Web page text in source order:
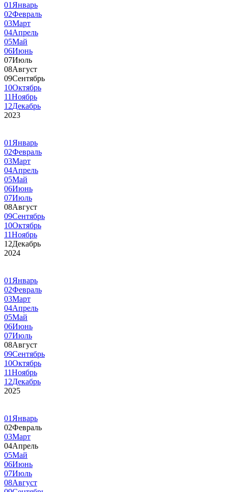
01 Январь
02Февраль
03Март
04Апрель
05Май
06Июнь
07Июль
08Август
09Сентябрь
10Октябрь
11Ноябрь
12Декабрь
2023
01 Январь
02Февраль
03Март
04Апрель
05Май
06Июнь
07Июль
08Август
09Сентябрь
10Октябрь
11Ноябрь
12Декабрь
2024
01 Январь
02Февраль
03Март
04Апрель
05Май
06Июнь
07Июль
08Август
09Сентябрь
10Октябрь
11Ноябрь
12Декабрь
2025
01 Январь
02Февраль
03Март
04Апрель
05Май
06Июнь
07Июль
08Август